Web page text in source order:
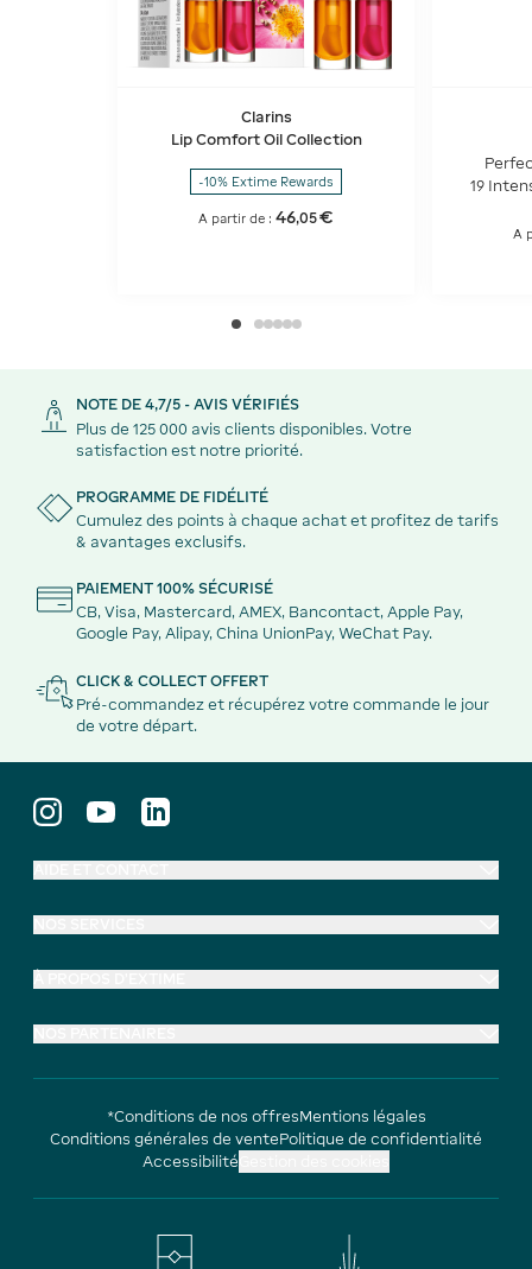
Clarins
Lip Comfort Oil Collection
-10% Extime Rewards
A partir de : 46,05€
19
A
NOTE DE 4,7/5 - AVIS VÉRIFIÉS
Plus de 125 000 avis clients disponibles. Votre
satisfaction est notre priorité.
PROGRAMME DE FIDÉLITÉ
Cumulez des points à chaque achat et profitez de tarifs
& avantages exclusifs.
PAIEMENT 100% SÉCURISÉ
CB, Visa, Mastercard, AMEX, Bancontact, Apple Pay,
Google Pay, Alipay, China UnionPay, WeChat Pay.
CLICK & COLLECT OFFERT
Pré-commandez et récupérez votre commande le jour
de votre départ.
*Conditions de nos offresMentions légales
Conditions générales de ventePolitique de confidentialité
Accessibilité